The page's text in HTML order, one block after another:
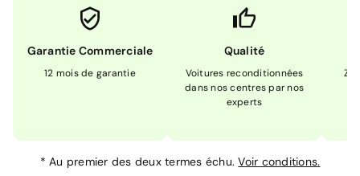
Garantie Commerciale
12 mois de garantie
Qualité
Voitures reconditionnées
dans nos centres par nos
experts
*Au premier des deux termes échu.Voir conditions.